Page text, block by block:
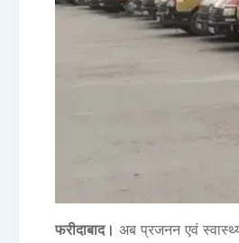
फरीदाबाद। अब प्रजनन एवं